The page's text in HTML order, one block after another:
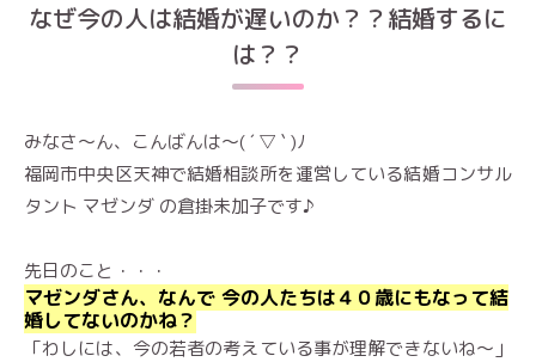
なぜ今の人は結婚が遅いのか？？結婚するに
は？？
みなさ～ん、こんばんは～( ´ ▽ ` )ﾉ
福岡市中央区天神で結婚相談所を運営している結婚コンサル
タント マゼンダ の倉掛未加子です♪
先日のこと・・・
マゼンダさん、なんで 今の人たちは４０歳にもなって結
婚してないのかね？
「わしには、今の若者の考えている事が理解できないね〜」